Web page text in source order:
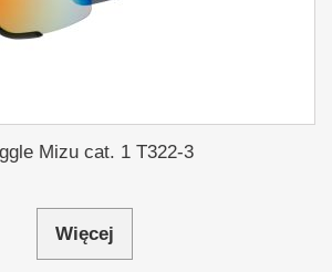
Mizu cat. 1 T322-3
Więcej